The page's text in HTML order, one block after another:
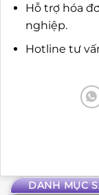
DANH MỤC
Hỗ trợ hóa
nghiệp.
Hotline tư